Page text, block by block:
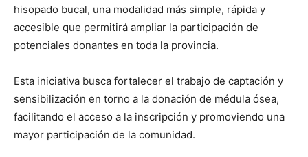
hisopado bucal, una modalidad más simple, rápida y
accesible que permitirá ampliar la participación de
potenciales donantes en toda la provincia.
Esta iniciativa busca fortalecer el trabajo de captación y
sensibilización en torno a la donación de médula ósea,
facilitando el acceso a la inscripción y promoviendo una
mayor participación de la comunidad.